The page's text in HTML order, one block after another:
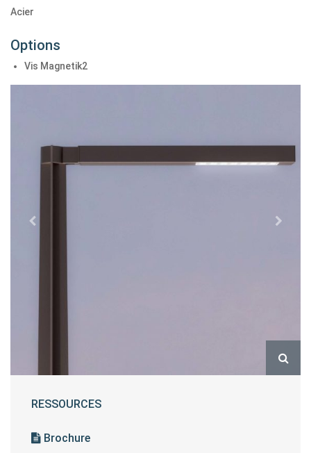
Acier
Options
Vis Magnetik2
RESSOURCES
Brochure